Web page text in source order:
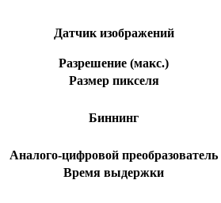
Датчик изображений
Разрешение (макс.)
Размер пикселя
Биннинг
Аналого-цифровой преобразователь
Время выдержки